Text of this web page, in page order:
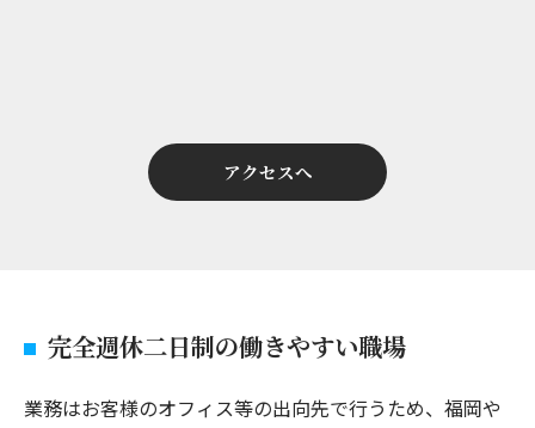
アクセスへ
完全週休二日制の働きやすい職場
業務はお客様のオフィス等の出向先で行うため、福岡や